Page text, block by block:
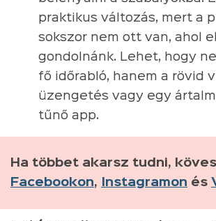
praktikus változás, mert a
sokszor nem ott van, ahol
gondolnánk. Lehet, hogy
fő időrabló, hanem a rövid
üzengetés vagy egy
tűnő app.
Ha többet akarsz tudni,
Facebookon, Instagramon és